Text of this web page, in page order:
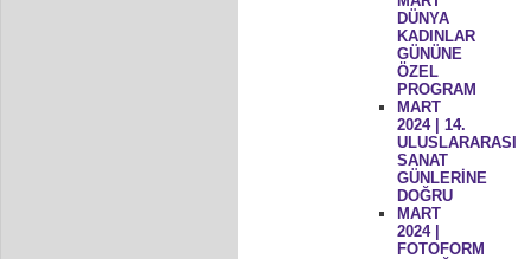
DÜNYA
KADINLAR
GÜNÜNE
ÖZEL
PROGRAM
MART
2024 | 14.
ULUSLARARASI
SANAT
GÜNLERİNE
DOĞRU
MART
2024 |
FOTOFORM